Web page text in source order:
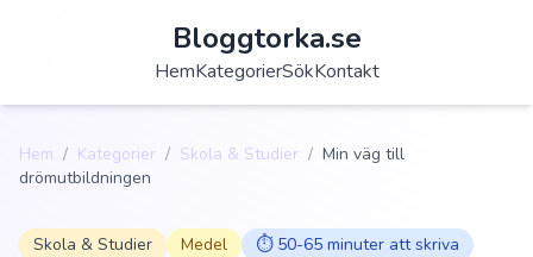
Bloggtorka.se
HemKategorierSökKontakt
Hem / Kategorier / Skola & Studier / Min väg till
drömutbildningen
Skola & Studier Medel ⏱️ 50-65 minuter att skriva